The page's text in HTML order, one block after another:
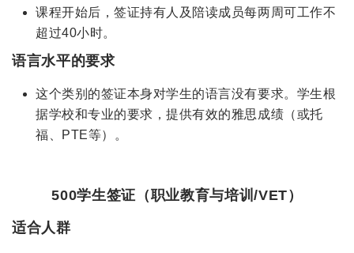
课程开始后，签证持有人及陪读成员每两周可工作不
超过40小时。
语言水平的要求
这个类别的签证本身对学生的语言没有要求。学生根
据学校和专业的要求，提供有效的雅思成绩（或托
福、PTE等）。
500学生签证（职业教育与培训/VET）
适合人群